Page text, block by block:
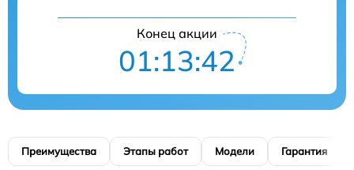
Конец акции
01:13:41
Преимущества Этапы работ Модели Гарантия